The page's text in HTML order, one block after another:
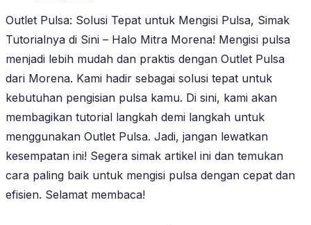
Outlet Pulsa: Solusi Tepat untuk Mengisi Pulsa, Simak
Tutorialnya di Sini – Halo Mitra Morena! Mengisi pulsa
menjadi lebih mudah dan praktis dengan Outlet Pulsa
dari Morena. Kami hadir sebagai solusi tepat untuk
kebutuhan pengisian pulsa kamu. Di sini, kami akan
membagikan tutorial langkah demi langkah untuk
menggunakan Outlet Pulsa. Jadi, jangan lewatkan
kesempatan ini! Segera simak artikel ini dan temukan
cara paling baik untuk mengisi pulsa dengan cepat dan
efisien. Selamat membaca!